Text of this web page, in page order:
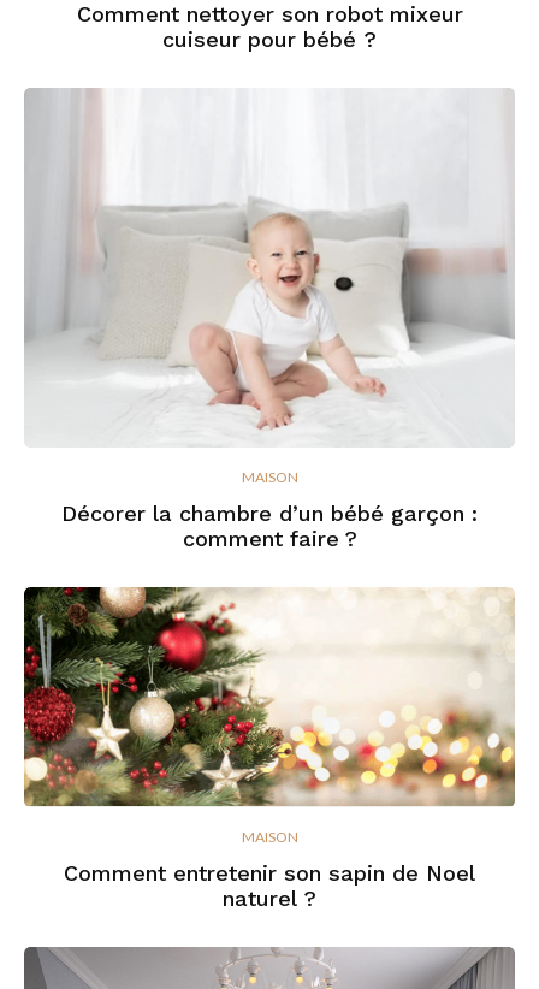
Comment nettoyer son robot mixeur
cuiseur pour bébé ?
MAISON
Décorer la chambre d’un bébé garçon :
comment faire ?
MAISON
Comment entretenir son sapin de Noel
naturel ?